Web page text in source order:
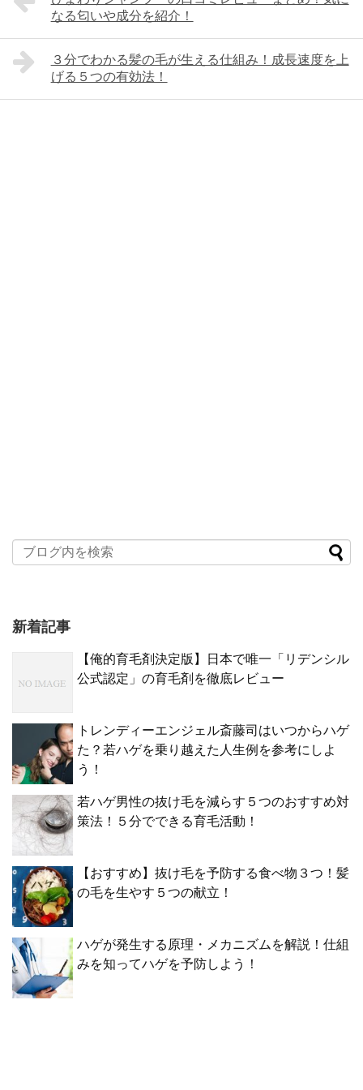
なる匂いや成分を紹介！
３分でわかる髪の毛が生える仕組み！成長速度を上
げる５つの有効法！
新着記事
【俺的育毛剤決定版】日本で唯一「リデンシル
公式認定」の育毛剤を徹底レビュー
トレンディーエンジェル斎藤司はいつからハゲ
た？若ハゲを乗り越えた人生例を参考にしよ
う！
若ハゲ男性の抜け毛を減らす５つのおすすめ対
策法！５分でできる育毛活動！
【おすすめ】抜け毛を予防する食べ物３つ！髪
の毛を生やす５つの献立！
ハゲが発生する原理・メカニズムを解説！仕組
みを知ってハゲを予防しよう！